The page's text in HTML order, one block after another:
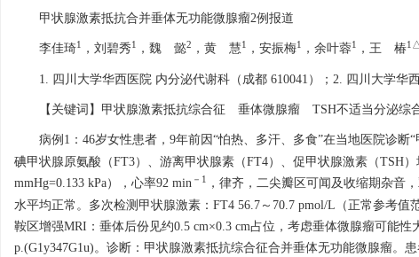
甲状腺激素抵抗合并垂体无功能微腺瘤2例报道
李佳琦1 ，刘碧秀1 ，魏 懿2 ，黄 慧1 ，安振梅1 ，余叶蓉1 ，王 椿
1. 四川大学华西医院 内分泌代谢科（成都 610041）；2. 四川大学华
【关键词】甲状腺激素抵抗综合征 垂体微腺瘤 TSH不适当分泌综
病例1：46岁女性患者，9年前因“怕热、多汗、多食”在当地医院诊
碘甲状腺原氨酸（FT3）、游离甲状腺素（FT4）、促甲状腺激素（TSH
mmHg=0.133 kPa），心率92 min －1 ，律齐，二尖瓣区可闻及收缩期杂音
水平均正常。多次检测甲状腺激素：FT4 56.7～70.7 pmol/L（正常参考值
鞍区增强MRI：垂体后份见约0.5 cm×0.3 cm占位，考虑垂体微腺瘤可能
p.(G1y347G1u)。诊断：甲状腺激素抵抗综合征合并垂体无功能微腺瘤。